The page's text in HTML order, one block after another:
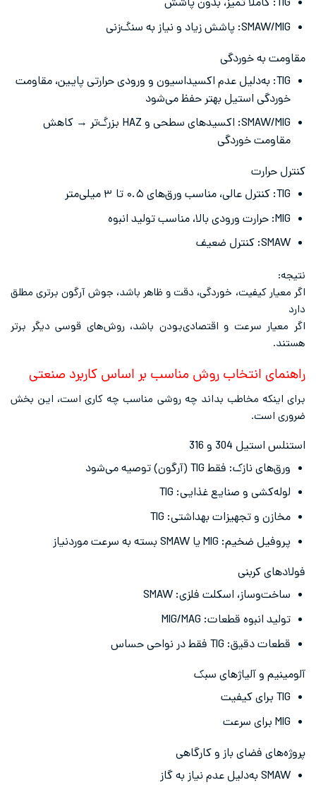
TIG: کاملاً تمیز، بدون پاشش
SMAW/MIG: پاشش زیاد و نیاز به سنگ‌زنی
مقاومت به خوردگی
TIG: به‌دلیل عدم اکسیداسیون و ورودی حرارتی پایین، مقاومت
خوردگی استیل بهتر حفظ می‌شود
SMAW/MIG: اکسیدهای سطحی و HAZ بزرگ‌تر → کاهش
مقاومت خوردگی
کنترل حرارت
TIG: کنترل عالی، مناسب ورق‌های ۰.۵ تا ۳ میلی‌متر
MIG: حرارت ورودی بالا، مناسب تولید انبوه
SMAW: کنترل ضعیف
نتیجه:
اگر معیار کیفیت، خوردگی، دقت و ظاهر باشد، جوش آرگون برتری مطلق
دارد
اگر معیار سرعت و اقتصادی‌بودن باشد، روش‌های قوسی دیگر برتر
هستند.
راهنمای انتخاب روش مناسب بر اساس کاربرد صنعتی
برای اینکه مخاطب بداند چه روشی مناسب چه کاری است، این بخش
ضروری است.
استنلس استیل 304 و 316
ورق‌های نازک: فقط TIG (آرگون) توصیه می‌شود
لوله‌کشی و صنایع غذایی: TIG
مخازن و تجهیزات بهداشتی: TIG
پروفیل ضخیم: MIG یا SMAW بسته به سرعت موردنیاز
فولادهای کربنی
ساخت‌وساز، اسکلت فلزی: SMAW
تولید انبوه قطعات: MIG/MAG
قطعات دقیق: TIG فقط در نواحی حساس
آلومینیم و آلیاژهای سبک
TIG برای کیفیت
MIG برای سرعت
پروژه‌های فضای باز و کارگاهی
SMAW به‌دلیل عدم نیاز به گاز